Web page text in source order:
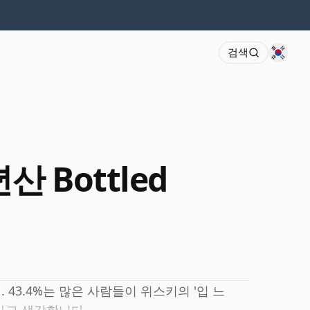
검색
산 Bottled
는 많은 사람들이 위스키의 '입 느